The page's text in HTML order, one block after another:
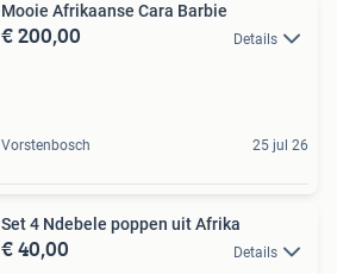
Mooie Afrikaanse Cara Barbie
€ 200,00 Details
Vorstenbosch 25 jul 26
Set 4 Ndebele poppen uit Afrika
€ 40,00 Details